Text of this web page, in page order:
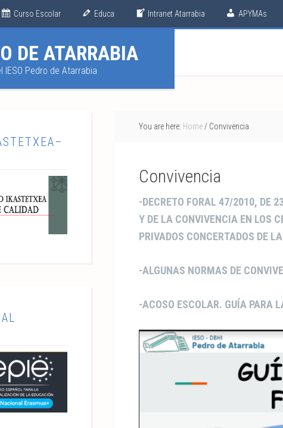
Curso Escolar Educa Intranet Atarrabia APYMAs
DE ATARRABIA
IESO Pedro de Atarrabia
You are here: Home / Convivencia
Convivencia
-DECRETO FORAL 47/2010, DE
Y DE LA CONVIVENCIA EN LOS
PRIVADOS CONCERTADOS DE
-ALGUNAS NORMAS DE
-ACOSO ESCOLAR. GUÍA PARA